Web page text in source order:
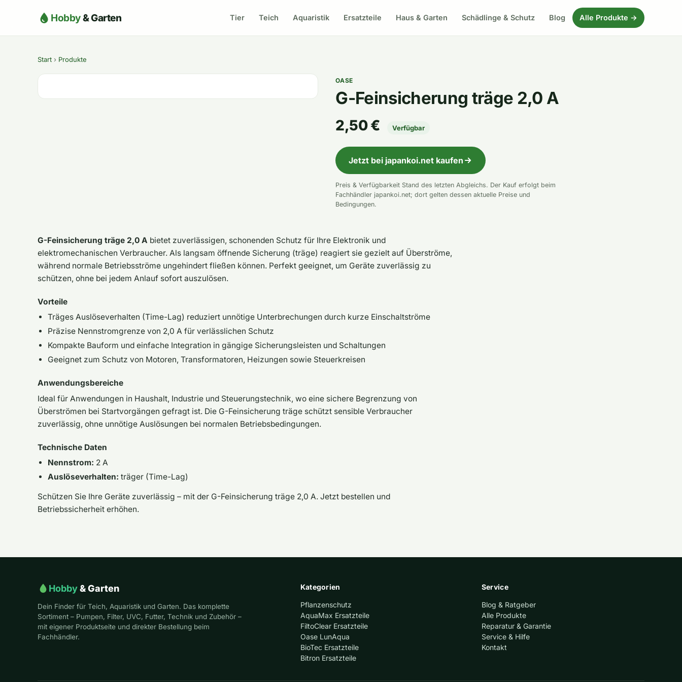
Hobby& Garten Tier Teich Aquaristik Ersatzteile Haus & Garten Schädlinge & Schutz Blog Alle Produkte →
Start › Produkte
OASE
G-Feinsicherung träge 2,0 A
2,50 € Verfügbar
Jetzt bei japankoi.net kaufen
Preis & Verfügbarkeit Stand des letzten Abgleichs. Der Kauf erfolgt beim
Fachhändler japankoi.net; dort gelten dessen aktuelle Preise und
Bedingungen.
G-Feinsicherung träge 2,0 A bietet zuverlässigen, schonenden Schutz für Ihre Elektronik und
elektromechanischen Verbraucher. Als langsam öffnende Sicherung (träge) reagiert sie gezielt auf Überströme,
während normale Betriebsströme ungehindert fließen können. Perfekt geeignet, um Geräte zuverlässig zu
schützen, ohne bei jedem Anlauf sofort auszulösen.
Vorteile
Träges Auslöseverhalten (Time-Lag) reduziert unnötige Unterbrechungen durch kurze Einschaltströme
Präzise Nennstromgrenze von 2,0 A für verlässlichen Schutz
Kompakte Bauform und einfache Integration in gängige Sicherungsleisten und Schaltungen
Geeignet zum Schutz von Motoren, Transformatoren, Heizungen sowie Steuerkreisen
Anwendungsbereiche
Ideal für Anwendungen in Haushalt, Industrie und Steuerungstechnik, wo eine sichere Begrenzung von
Überströmen bei Startvorgängen gefragt ist. Die G-Feinsicherung träge schützt sensible Verbraucher
zuverlässig, ohne unnötige Auslösungen bei normalen Betriebsbedingungen.
Technische Daten
Nennstrom: 2 A
Auslöseverhalten: träger (Time-Lag)
Schützen Sie Ihre Geräte zuverlässig – mit der G-Feinsicherung träge 2,0 A. Jetzt bestellen und
Betriebssicherheit erhöhen.
Hobby& Garten
Dein Finder für Teich, Aquaristik und Garten. Das komplette
Sortiment – Pumpen, Filter, UVC, Futter, Technik und Zubehör –
mit eigener Produktseite und direkter Bestellung beim
Fachhändler.
Kategorien
Pflanzenschutz
AquaMax Ersatzteile
FiltoClear Ersatzteile
Oase LunAqua
BioTec Ersatzteile
Bitron Ersatzteile
Service
Blog & Ratgeber
Alle Produkte
Reparatur & Garantie
Service & Hilfe
Kontakt